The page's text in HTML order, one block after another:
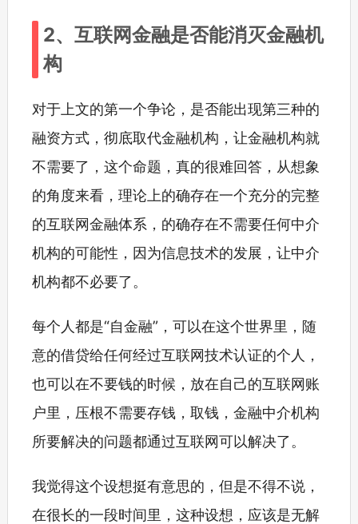
2、互联网金融是否能消灭金融机
构
对于上文的第一个争论，是否能出现第三种的
融资方式，彻底取代金融机构，让金融机构就
不需要了，这个命题，真的很难回答，从想象
的角度来看，理论上的确存在一个充分的完整
的互联网金融体系，的确存在不需要任何中介
机构的可能性，因为信息技术的发展，让中介
机构都不必要了。
每个人都是“自金融”，可以在这个世界里，随
意的借贷给任何经过互联网技术认证的个人，
也可以在不要钱的时候，放在自己的互联网账
户里，压根不需要存钱，取钱，金融中介机构
所要解决的问题都通过互联网可以解决了。
我觉得这个设想挺有意思的，但是不得不说，
在很长的一段时间里，这种设想，应该是无解